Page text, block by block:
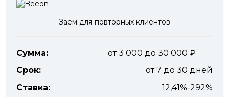
Заём для повторных клиентов
Сумма:
от 3 000 до 30 000
Срок:
от 7 до 30 дней
Ставка:
12,41%-292%